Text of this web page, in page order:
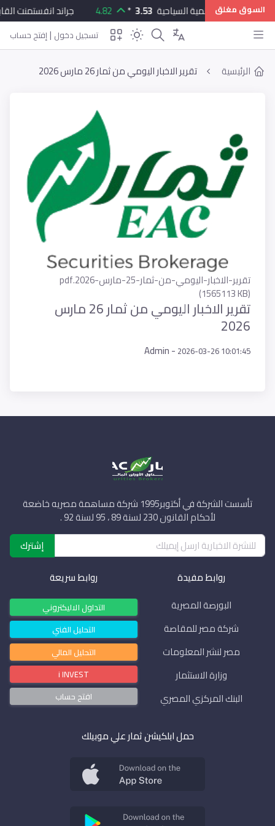
السوق مغلق
مرسى علم للتنمية السياحية 3.53
*
4.82 جراند انفستمنت
تسجيل دخول |إفتح حساب
الرئيسية تقرير الاخبار اليومي من ثمار 26 مارس 2026
تقرير-الاخبار-اليومي-من-ثمار-25-مارس-2026.pdf
(1565113 KB)
تقرير الاخبار اليومي من ثمار 26 مارس
2026
Admin - 2026-03-26 10:01:45
تأسست الشركة في أكتوبر1995 شركة مساهمة مصريه خاضعة
لأحكام القانون 230 لسنة 89 ، 95 لسنة 92 .
إشترك
روابط مفيدة
البورصة المصرية
شركة مصر للمقاصة
مصر لنشر المعلومات
وزارة الاستثمار
البنك المركزي المصري
روابط سريعة
التداول الاليكتروني
التحليل الفني
التحليل المالي
i INVEST
افتح حساب
حمل ابلكيشن ثمار علي موبيلك